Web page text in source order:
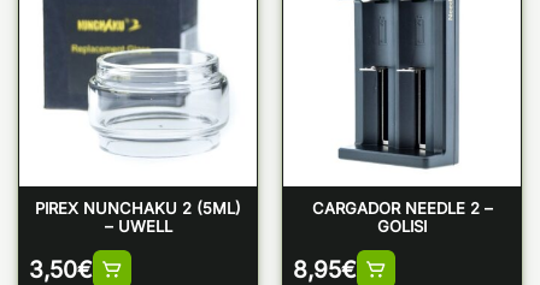
PIREX NUNCHAKU 2 (5ML)
– UWELL
3,50€
CARGADOR NEEDLE 2 –
GOLISI
8,95€